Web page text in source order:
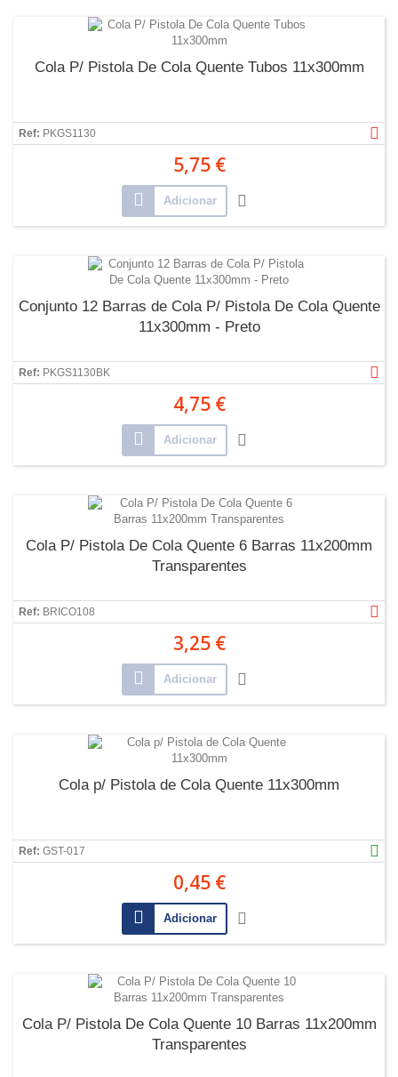
Cola P/ Pistola De Cola Quente Tubos 11x300mm
Ref: PKGS1130
5,75 €
Adicionar
Conjunto 12 Barras de Cola P/ Pistola De Cola Quente
11x300mm - Preto
Ref: PKGS1130BK
4,75 €
Adicionar
Cola P/ Pistola De Cola Quente 6 Barras 11x200mm
Transparentes
Ref: BRICO108
3,25 €
Adicionar
Cola p/ Pistola de Cola Quente 11x300mm
Ref: GST-017
0,45 €
Adicionar
Cola P/ Pistola De Cola Quente 10 Barras 11x200mm
Transparentes